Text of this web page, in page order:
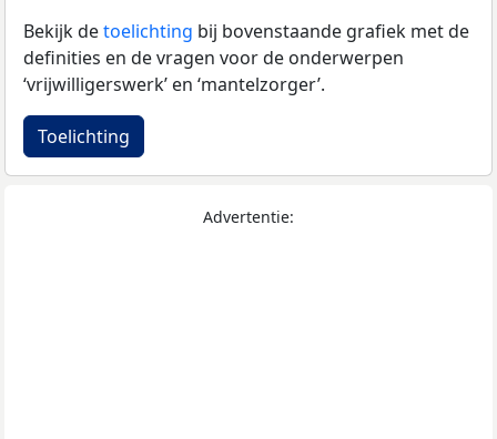
Bekijk detoelichting bij bovenstaande grafiek met de
definities en de vragen voor de onderwerpen
‘vrijwilligerswerk’ en ‘mantelzorger’.
Toelichting
Advertentie: